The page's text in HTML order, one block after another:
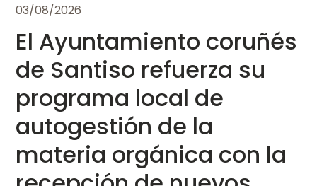
03/08/2026
El Ayuntamiento coruñés
de Santiso refuerza su
programa local de
autogestión de la
materia orgánica con la